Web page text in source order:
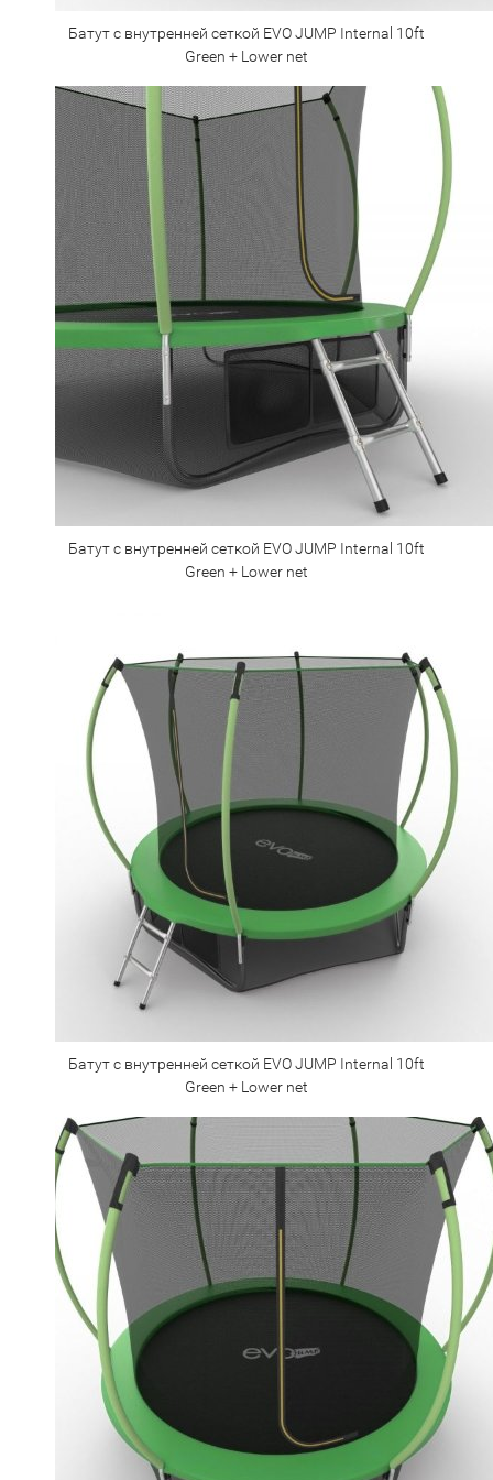
Батут с внутренней сеткой EVO JUMP Internal 10ft
Green + Lower net
Батут с внутренней сеткой EVO JUMP Internal 10ft
Green + Lower net
Батут с внутренней сеткой EVO JUMP Internal 10ft
Green + Lower net